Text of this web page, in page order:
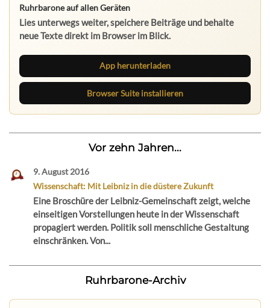
Ruhrbarone auf allen Geräten
Lies unterwegs weiter, speichere Beiträge und behalte
neue Texte direkt im Browser im Blick.
App herunterladen
Browser Suite installieren
Vor zehn Jahren...
9. August 2016
Wissenschaft: Mit Leibniz in die düstere Zukunft
Eine Broschüre der Leibniz-Gemeinschaft zeigt, welche
einseitigen Vorstellungen heute in der Wissenschaft
propagiert werden. Politik soll menschliche Gestaltung
einschränken. Von...
Ruhrbarone-Archiv